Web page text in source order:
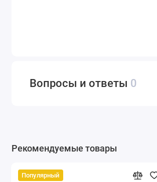
Вопросы и ответы 0
Рекомендуемые товары
Популярный